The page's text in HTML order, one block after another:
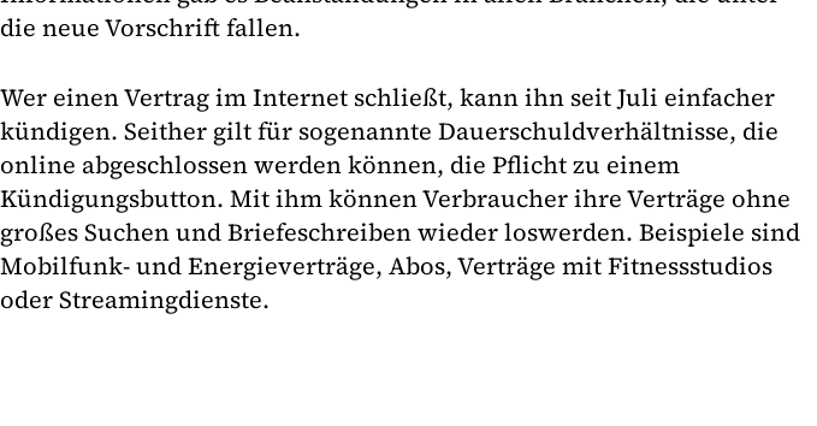
die neue Vorschrift fallen.
Wer einen Vertrag im Internet schließt, kann ihn seit Juli einfacher
kündigen. Seither gilt für sogenannte Dauerschuldverhältnisse, die
online abgeschlossen werden können, die Pflicht zu einem
Kündigungsbutton. Mit ihm können Verbraucher ihre Verträge ohne
großes Suchen und Briefeschreiben wieder loswerden. Beispiele sind
Mobilfunk- und Energieverträge, Abos, Verträge mit Fitnessstudios
oder Streamingdienste.